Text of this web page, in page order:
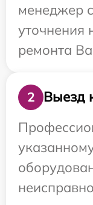
менеджер
уточнения
ремонта
2
Выезд